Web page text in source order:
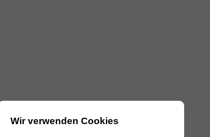
Wir verwenden Cookies